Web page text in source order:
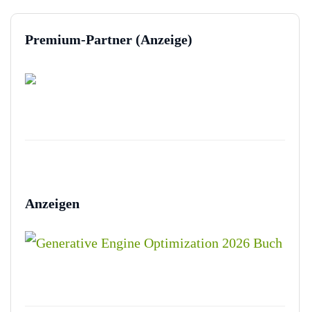
Premium-Partner (Anzeige)
Anzeigen